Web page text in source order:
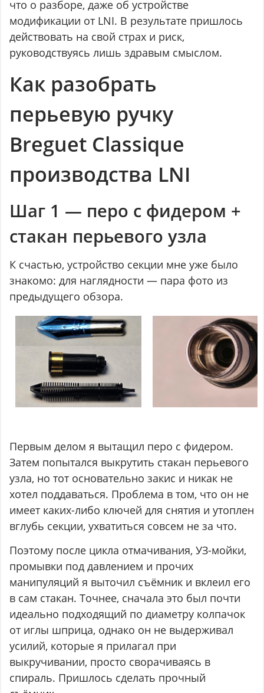
что о разборе, даже об устройстве
модификации от LNI. В результате пришлось
действовать на свой страх и риск,
руководствуясь лишь здравым смыслом.
Как разобрать
перьевую ручку
Breguet Classique
производства LNI
Шаг 1 — перо с фидером +
стакан перьевого узла
К счастью, устройство секции мне уже было
знакомо: для наглядности — пара фото из
предыдущего обзора.
Первым делом я вытащил перо с фидером.
Затем попытался выкрутить стакан перьевого
узла, но тот основательно закис и никак не
хотел поддаваться. Проблема в том, что он не
имеет каких-либо ключей для снятия и утоплен
вглубь секции, ухватиться совсем не за что.
Поэтому после цикла отмачивания, УЗ-мойки,
промывки под давлением и прочих
манипуляций я выточил съёмник и вклеил его
в сам стакан. Точнее, сначала это был почти
идеально подходящий по диаметру колпачок
от иглы шприца, однако он не выдерживал
усилий, которые я прилагал при
выкручивании, просто сворачиваясь в
спираль. Пришлось сделать прочный